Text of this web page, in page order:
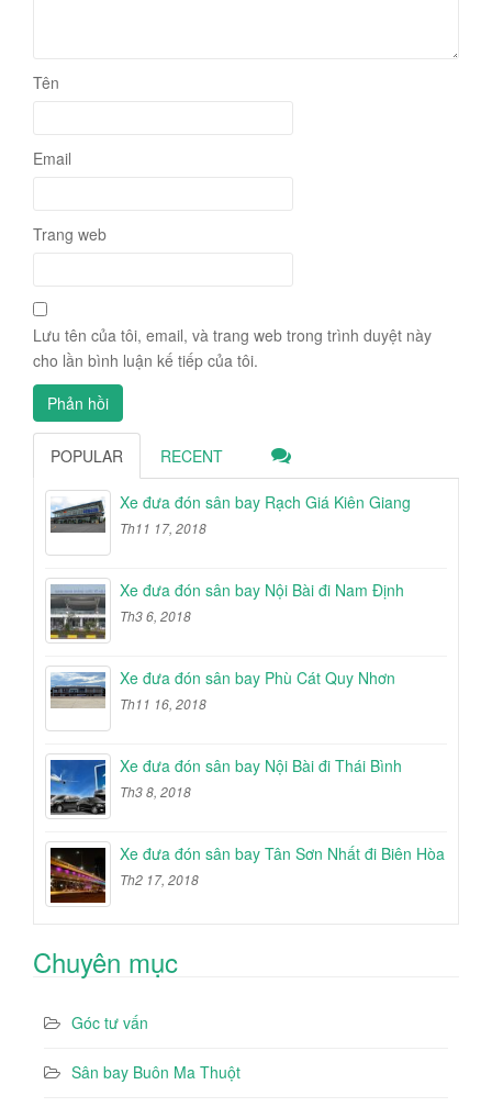
Tên
Email
Trang web
Lưu tên của tôi, email, và trang web trong trình duyệt này
cho lần bình luận kế tiếp của tôi.
POPULAR RECENT
Xe đưa đón sân bay Rạch Giá Kiên Giang
Th11 17, 2018
Xe đưa đón sân bay Nội Bài đi Nam Định
Th3 6, 2018
Xe đưa đón sân bay Phù Cát Quy Nhơn
Th11 16, 2018
Xe đưa đón sân bay Nội Bài đi Thái Bình
Th3 8, 2018
Xe đưa đón sân bay Tân Sơn Nhất đi Biên Hòa
Th2 17, 2018
Chuyên mục
Góc tư vấn
Sân bay Buôn Ma Thuột